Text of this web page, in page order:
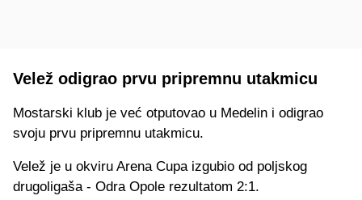
Velež odigrao prvu pripremnu utakmicu
Mostarski klub je već otputovao u Medelin i odigrao
svoju prvu pripremnu utakmicu.
Velež je u okviru Arena Cupa izgubio od poljskog
drugoligaša - Odra Opole rezultatom 2:1.